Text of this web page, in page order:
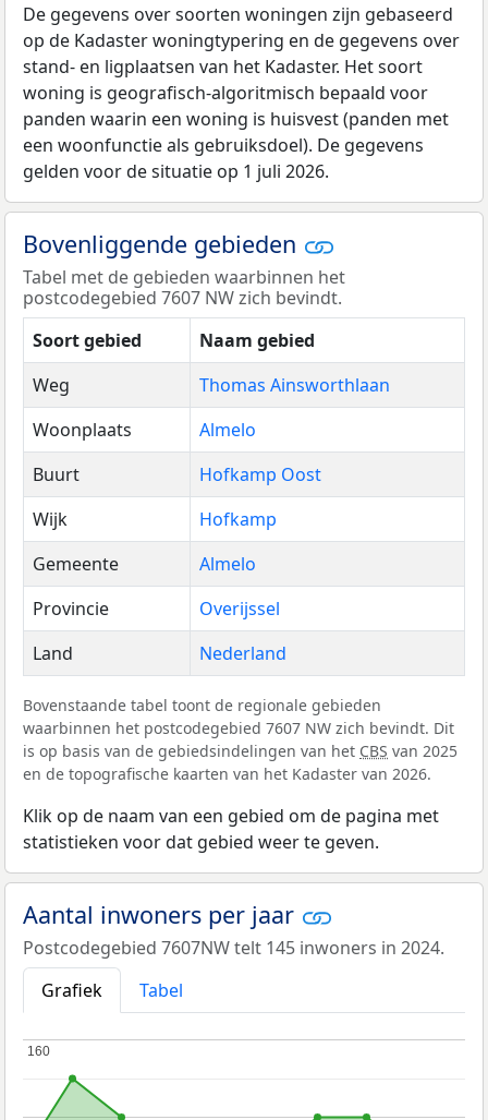
De gegevens over soorten woningen zijn gebaseerd
op de Kadaster woningtypering en de gegevens over
stand- en ligplaatsen van het Kadaster. Het soort
woning is geografisch-algoritmisch bepaald voor
panden waarin een woning is huisvest (panden met
een woonfunctie als gebruiksdoel). De gegevens
gelden voor de situatie op 1 juli 2026.
Bovenliggende gebieden
Tabel met de gebieden waarbinnen het
postcodegebied 7607 NW zich bevindt.
Soort gebied
Naam gebied
Weg
Thomas Ainsworthlaan
Woonplaats
Almelo
Buurt
Hofkamp Oost
Wijk
Hofkamp
Gemeente
Almelo
Provincie
Overijssel
Land
Nederland
Bovenstaande tabel toont de regionale gebieden
waarbinnen het postcodegebied 7607 NW zich bevindt. Dit
is op basis van de gebiedsindelingen van het CBS van 2025
en de topografische kaarten van het Kadaster van 2026.
Klik op de naam van een gebied om de pagina met
statistieken voor dat gebied weer te geven.
Aantal inwoners per jaar
Postcodegebied 7607NW telt 145 inwoners in 2024.
Grafiek
Tabel
160
160